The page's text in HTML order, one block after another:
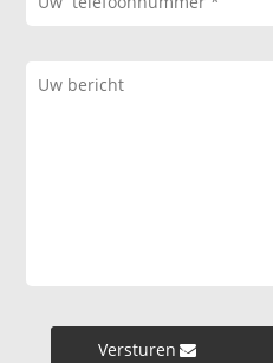
Versturen »